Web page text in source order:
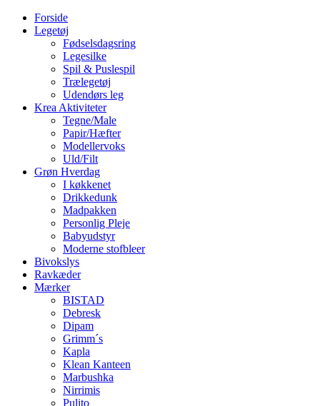
Forside
Legetøj
Fødselsdagsring
Legesilke
Spil & Puslespil
Trælegetøj
Udendørs leg
Krea Aktiviteter
Tegne/Male
Papir/Hæfter
Modellervoks
Uld/Filt
Grøn Hverdag
I køkkenet
Drikkedunk
Madpakken
Personlig Pleje
Babyudstyr
Moderne stofbleer
Bivokslys
Ravkæder
Mærker
BISTAD
Debresk
Dipam
Grimm´s
Kapla
Klean Kanteen
Marbushka
Nirrimis
Pulito